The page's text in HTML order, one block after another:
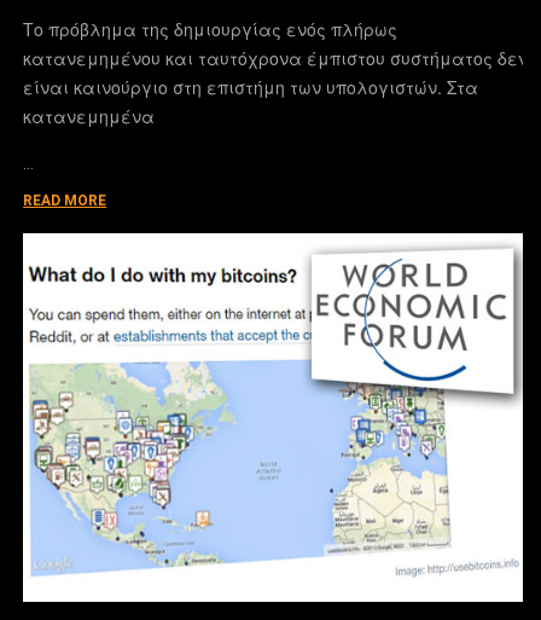
Το πρόβλημα της δημιουργίας ενός πλήρως
κατανεμημένου και ταυτόχρονα έμπιστου συστήματος δεν
είναι καινούργιο στη επιστήμη των υπολογιστών. Στα
κατανεμημένα
READ MORE